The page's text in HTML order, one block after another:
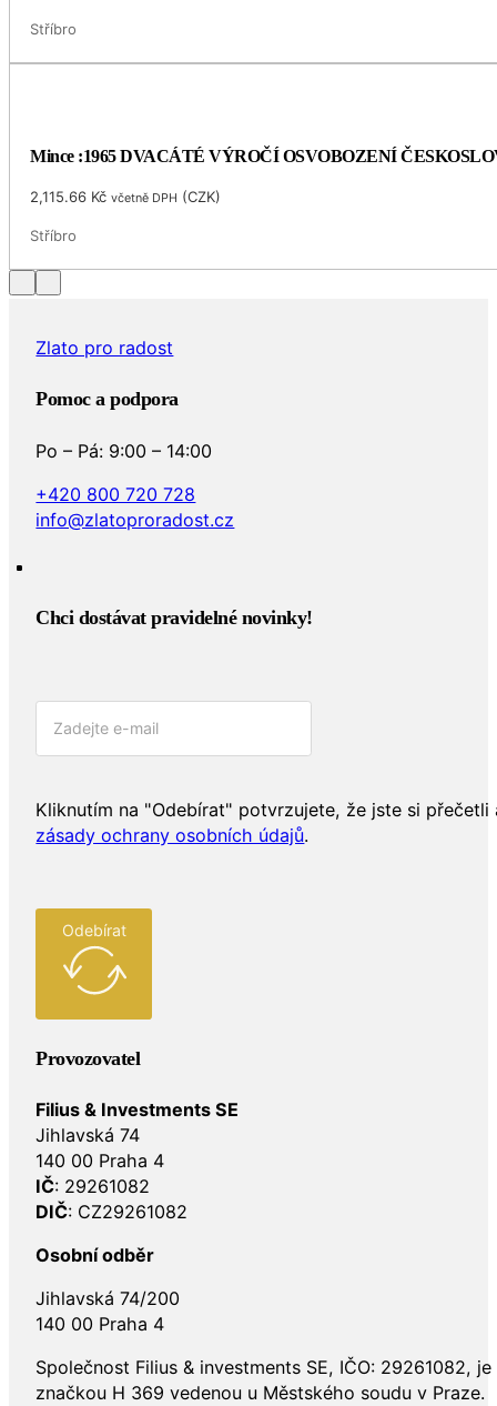
Stříbro
Mince :1965 DVACÁTÉ VÝROČÍ OSVOBOZENÍ
2,115.66 Kč včetně DPH (CZK)
Stříbro
Zlato pro radost
Pomoc a podpora
Po – Pá: 9:00 – 14:00
+420 800 720 728
info@zlatoproradost.cz
Chci dostávat pravidelné novinky!​
Kliknutím na "Odebírat" potvrzujete, že jste si přečetli
zásady ochrany osobních údajů.
Odebírat
Provozovatel
Filius & Investments SE
Jihlavská 74
140 00 Praha 4
IČ: 29261082
DIČ: CZ29261082
Osobní odběr
Jihlavská 74/200
140 00 Praha 4
Společnost Filius & investments SE, IČO: 29261082,
značkou H 369 vedenou u Městského soudu v Praze.